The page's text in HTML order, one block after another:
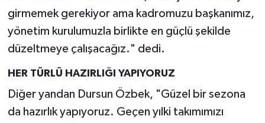
girmemek gerekiyor ama kadromuzu başkanımız,
yönetim kurulumuzla birlikte en güçlü şekilde
düzeltmeye çalışacağız." dedi.
HER TÜRLÜ HAZIRLIĞI YAPIYORUZ
Diğer yandan Dursun Özbek, "Güzel bir sezona
da hazırlık yapıyoruz. Geçen yılki takımımızı